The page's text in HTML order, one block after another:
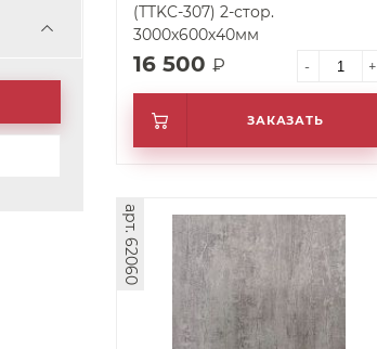
(TTKC-307) 2-стор.
3000х600х40мм
16 500 ₽ - +
ЗАКАЗАТЬ
арт. 62060